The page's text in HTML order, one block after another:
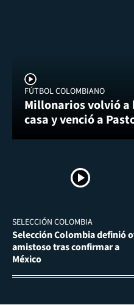
FÚTBOL COLOMBIANO
Millonarios volvió a
casa y venció a
SELECCIÓN COLOMBIA
Selección Colombia definió
amistoso tras confirmar a
México